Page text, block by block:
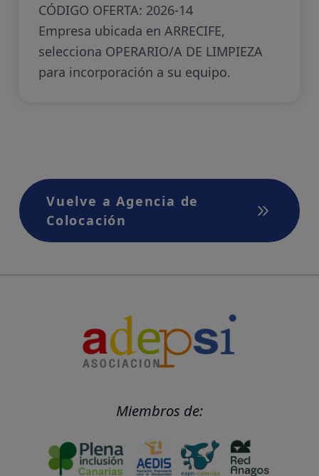
CÓDIGO OFERTA: 2026-14
Empresa ubicada en ARRECIFE,
selecciona OPERARIO/A DE LIMPIEZA
para incorporación a su equipo.
Vuelve a Agencia de
Colocación
Miembros de: